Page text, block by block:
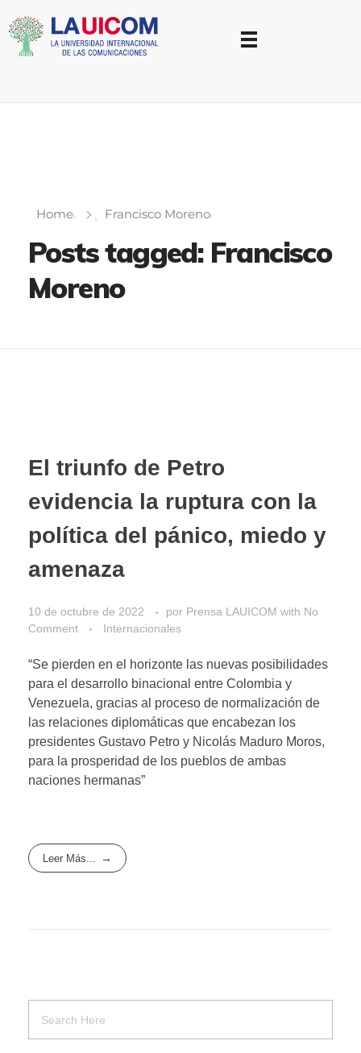
Home Francisco Moreno
Posts tagged: Francisco
Moreno
El triunfo de Petro
evidencia la ruptura con la
política del pánico, miedo y
amenaza
10 de octubre de 2022 por Prensa LAUICOM with No
Comment
Internacionales
“Se pierden en el horizonte las nuevas posibilidades
para el desarrollo binacional entre Colombia y
Venezuela, gracias al proceso de normalización de
las relaciones diplomáticas que encabezan los
presidentes Gustavo Petro y Nicolás Maduro Moros,
para la prosperidad de los pueblos de ambas
naciones hermanas”
Leer Más...